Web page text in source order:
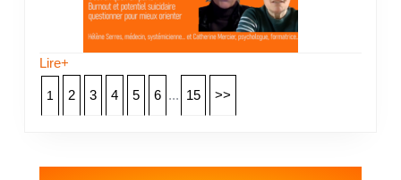
Lire+
1 2 3 4 5 6 ... 15 >>